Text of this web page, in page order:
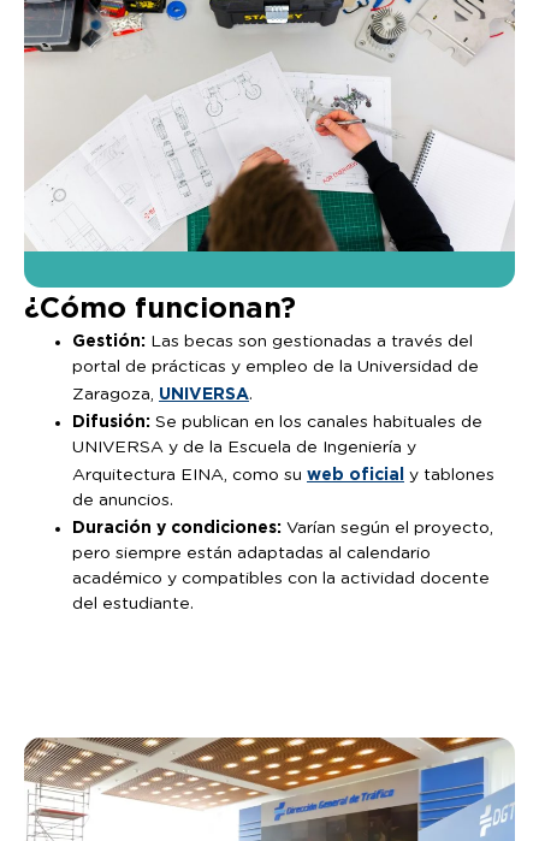
¿Cómo funcionan?
Gestión: Las becas son gestionadas a través del
portal de prácticas y empleo de la Universidad de
Zaragoza, UNIVERSA.
Difusión: Se publican en los canales habituales de
UNIVERSA y de la Escuela de Ingeniería y
Arquitectura EINA, como su web oficial
y tablones
de anuncios.
Duración y condiciones: Varían según el proyecto,
pero siempre están adaptadas al calendario
académico y compatibles con la actividad docente
del estudiante.